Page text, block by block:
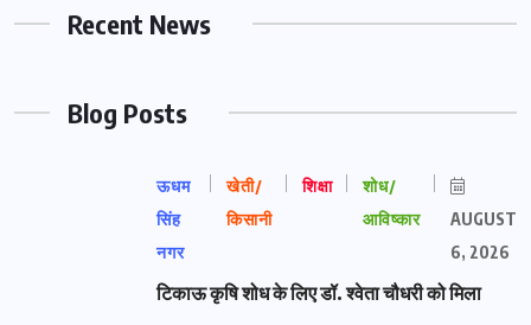
Recent News
Blog Posts
ऊधम
सिंह
नगर
खेती/
किसानी
शिक्षा
शोध/
आविष्कार
AUGUST
6, 2026
टिकाऊ कृषि शोध के लिए डॉ. श्वेता चौधरी को मिला